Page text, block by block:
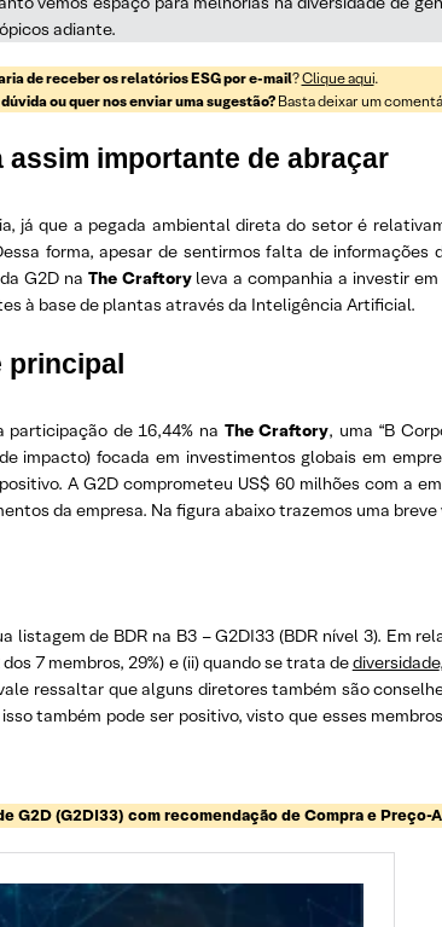
adiante.
de receber os relatórios ESG por e-mail?Clique aqui.
ou quer nos enviar uma sugestão? Basta deixar um
assim importante de abraçar
já que a pegada ambiental direta do setor é
forma, apesar de sentirmos falta de
G2D na The Craftoryleva a companhia a investir
à base de plantas através da Inteligência Artificial.
participação de 16,44% na The Craftory, uma “B
impacto) focada em investimentos globais em
A G2D comprometeu US$ 60 milhões com a
da empresa. Na figura abaixo trazemos uma
de BDR na B3 – G2DI33 (BDR nível 3). Em
dos 7 membros, 29%) e (ii) quando se trata dediversidade
ressaltar que alguns diretores também são
também pode ser positivo, visto que esses
G2D (G2DI33) com recomendação de Compra e Preço-